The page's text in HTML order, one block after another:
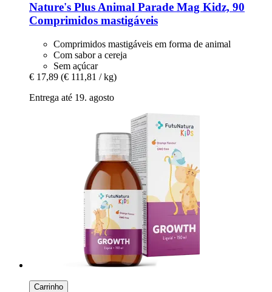
Nature's Plus Animal Parade Mag Kidz, 90
Comprimidos mastigáveis
Comprimidos mastigáveis em forma de animal
Com sabor a cereja
Sem açúcar
€ 17,89 (€ 111,81 / kg)
Entrega até 19. agosto
Carrinho